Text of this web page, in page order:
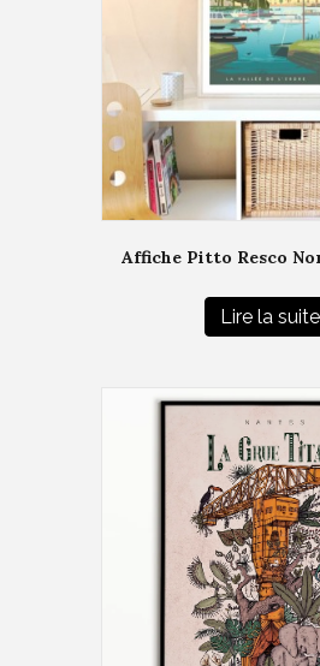
Affiche Pitto Resco
Lire la suite